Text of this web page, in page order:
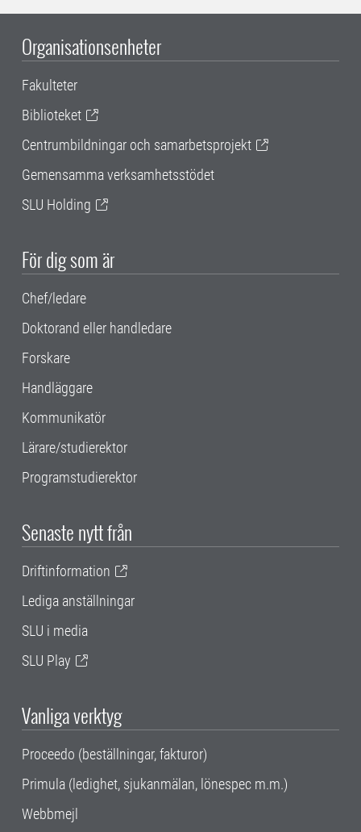
Organisationsenheter
Fakulteter
Biblioteket
Centrumbildningar och samarbetsprojekt
Gemensamma verksamhetsstödet
SLU Holding
För dig som är
Chef/ledare
Doktorand eller handledare
Forskare
Handläggare
Kommunikatör
Lärare/studierektor
Programstudierektor
Senaste nytt från
Driftinformation
Lediga anställningar
SLU i media
SLU Play
Vanliga verktyg
Proceedo (beställningar, fakturor)
Primula (ledighet, sjukanmälan, lönespec m.m.)
Webbmejl